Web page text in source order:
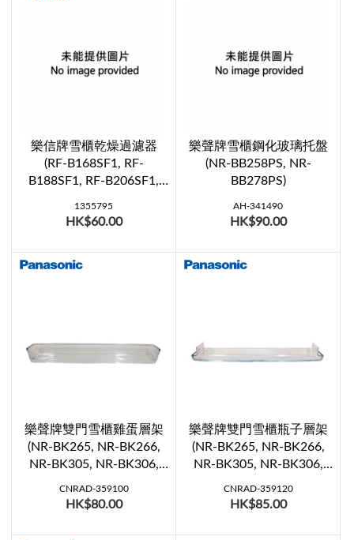
樂信牌雪櫃乾燥過濾器
(RF-B168SF1, RF-
B188SF1, RF-B206SF1,
1355795
HK$60.00
樂聲牌雪櫃鋼化玻璃托盤
(NR-BB258PS, NR-
BB278PS)
AH-341490
HK$90.00
樂聲牌雙門雪櫃雞蛋層架
(NR-BK265, NR-BK266,
NR-BK305, NR-BK306,
CNRAD-359100
HK$80.00
樂聲牌雙門雪櫃瓶子層架
(NR-BK265, NR-BK266,
NR-BK305, NR-BK306,
CNRAD-359120
HK$85.00